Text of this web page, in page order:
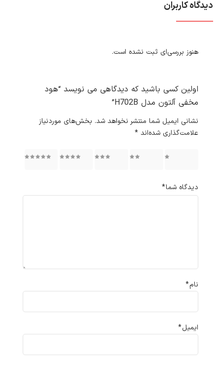
دیدگاه کاربران
هنوز بررسی‌ای ثبت نشده است.
اولین کسی باشید که دیدگاهی می نویسد “هود
مخفی آلتون مدل H702B”
نشانی ایمیل شما منتشر نخواهد شد. بخش‌های موردنیاز
علامت‌گذاری شده‌اند *
۳ از ۵ ۴ از ۵ ۵ از ۵
دیدگاه شما*
نام*
ایمیل*